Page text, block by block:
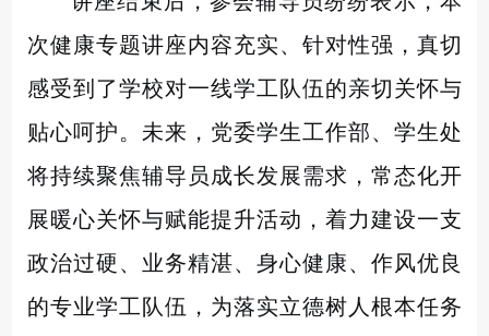
次健康专题讲座内容充实、针对性强，真切
感受到了学校对一线学工队伍的亲切关怀与
贴心呵护。未来，党委学生工作部、学生处
将持续聚焦辅导员成长发展需求，常态化开
展暖心关怀与赋能提升活动，着力建设一支
政治过硬、业务精湛、身心健康、作风优良
的专业学工队伍，为落实立德树人根本任务